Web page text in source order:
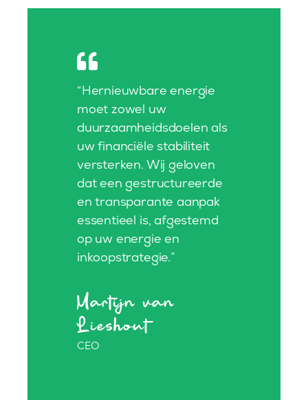
“Hernieuwbare energie
moet zowel uw
duurzaamheidsdoelen als
uw financiële stabiliteit
versterken. Wij geloven
dat een gestructureerde
en transparante aanpak
essentieel is, afgestemd
op uw energie en
inkoopstrategie.”
Martijn van
Lieshout
CEO